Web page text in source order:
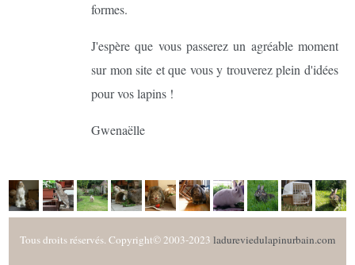
formes.
J'espère que vous passerez un agréable moment
sur mon site et que vous y trouverez plein d'idées
pour vos lapins !
Gwenaëlle
Tous droits réservés. Copyright© 2003-2023 ladureviedulapinurbain.com